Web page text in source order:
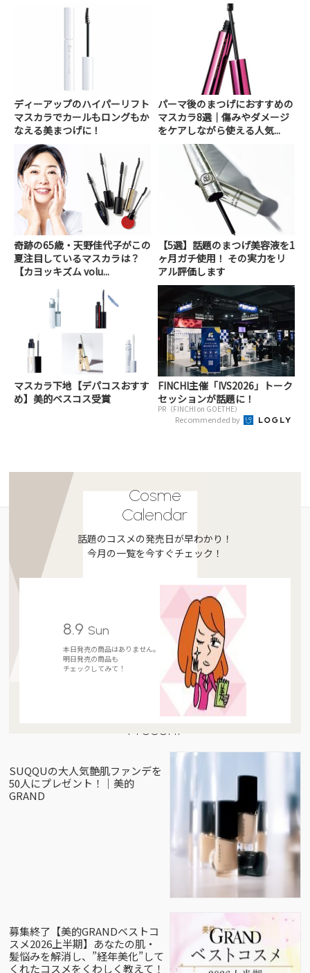
ディーアップのハイパーリフト
マスカラでカールもロングもか
なえる美まつげに！
パーマ後のまつげにおすすめの
マスカラ8選｜傷みやダメージ
をケアしながら使える人気...
奇跡の65歳・天野佳代子がこの
夏注目しているマスカラは？
【カヨッキズム volu...
【5選】話題のまつげ美容液を1
ヶ月ガチ使用！ その実力をリ
アル評価します
マスカラ下地【デパコスおすす
め】美的ベスコス受賞
FINCHI主催「IVS2026」トーク
セッションが話題に！
PR（FINCHI on GOETHE）
Recommended by
Cosme
Calendar
話題のコスメの発売日が早わかり！
今月の一覧を今すぐチェック！
8.9 Sun
本日発売の商品はありません。
明日発売の商品も
チェックしてみて！
Present
SUQQUの大人気艶肌ファンデを
50人にプレゼント！｜美的
GRAND
募集終了【美的GRANDベストコ
スメ2026上半期】あなたの肌・
髪悩みを解消し、”経年美化”して
くれたコスメをくわしく教えて！